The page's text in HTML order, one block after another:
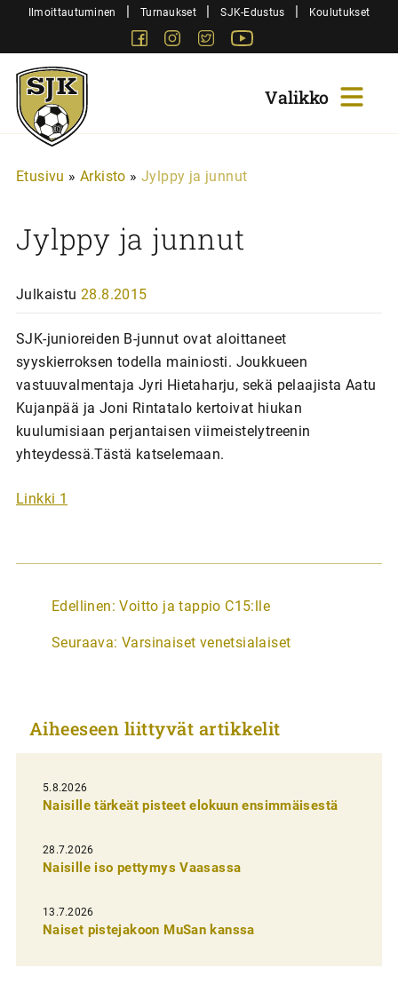
SiirryIlmoittautuminen | Turnaukset | SJK-Edustus | Koulutukset
FacebookInstagram
Twitter
Sjk-
Juniorit
Etusivu » Arkisto » Jylppy ja junnut
Jylppy ja junnut
Julkaistu 28.8.2015
SJK-junioreiden B-junnut ovat aloittaneet
syyskierroksen todella mainiosti. Joukkueen
vastuuvalmentaja Jyri Hietaharju, sekä pelaajista Aatu
Kujanpää ja Joni Rintatalo kertoivat hiukan
kuulumisiaan perjantaisen viimeistelytreenin
yhteydessä.Tästä katselemaan.
Linkki 1
A
t
k
e
l
i
e
n
e
Edellinen: Voitto ja tappio C15:lle
Seuraava: Varsinaiset venetsialaiset
Aiheeseen liittyvät artikkelit
5.8.2026
Naisille tärkeät pisteet elokuun ensimmäisestä
28.7.2026
Naisille iso pettymys Vaasassa
13.7.2026
Naiset pistejakoon MuSan kanssa